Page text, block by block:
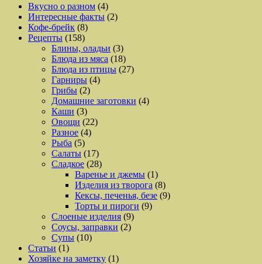
Вкусно о разном (4)
Интересные факты (2)
Кофе-брейк (8)
Рецепты (158)
Блины, оладьи (3)
Блюда из мяса (18)
Блюда из птицы (27)
Гарниры (4)
Грибы (2)
Домашние заготовки (4)
Каши (3)
Овощи (22)
Разное (4)
Рыба (5)
Салаты (17)
Сладкое (28)
Варенье и джемы (1)
Изделия из творога (8)
Кексы, печенья, безе (9)
Торты и пироги (9)
Слоеные изделия (9)
Соусы, заправки (2)
Супы (10)
Статьи (1)
Хозяйке на заметку (1)